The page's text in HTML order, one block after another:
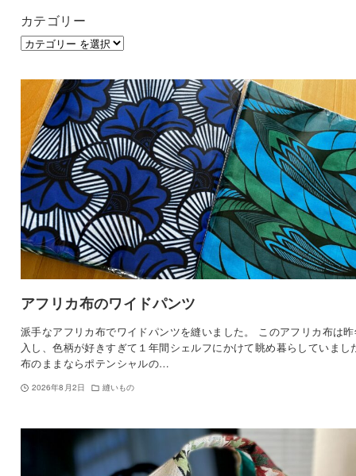
カテゴリー
アフリカ布のワイドパンツ
派手なアフリカ布でワイドパンツを縫いました。 このアフリカ布は
入し、色柄が好きすぎて１年間シェルフにかけて眺め暮らしていまし
布のままならポテンシャルの…
2026年8月2日 縫いもの